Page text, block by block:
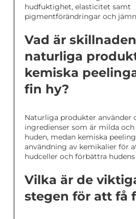
hudfuktighet, elasticitet samt
pigmentförändringar och
Vad är
naturliga
kemiska
fin hy?
Naturliga produkter använder
ingredienser som är milda
huden, medan kemiska
användning av kemikalier för
hudceller och förbättra
Vilka är de
stegen för att få